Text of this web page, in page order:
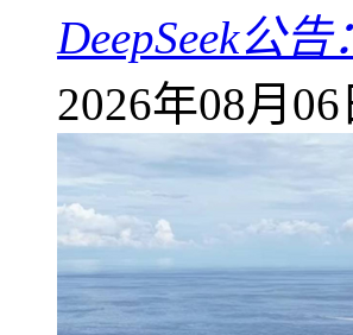
DeepSeek公
2026年08月